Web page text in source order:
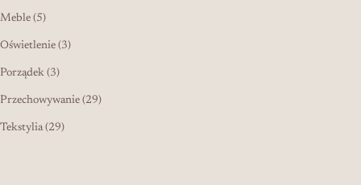
Meble 55 produktów
Oświetlenie 33 produkty
Porządek 33 produkty
Przechowywanie 2929 produktów
Tekstylia 2929 produktów